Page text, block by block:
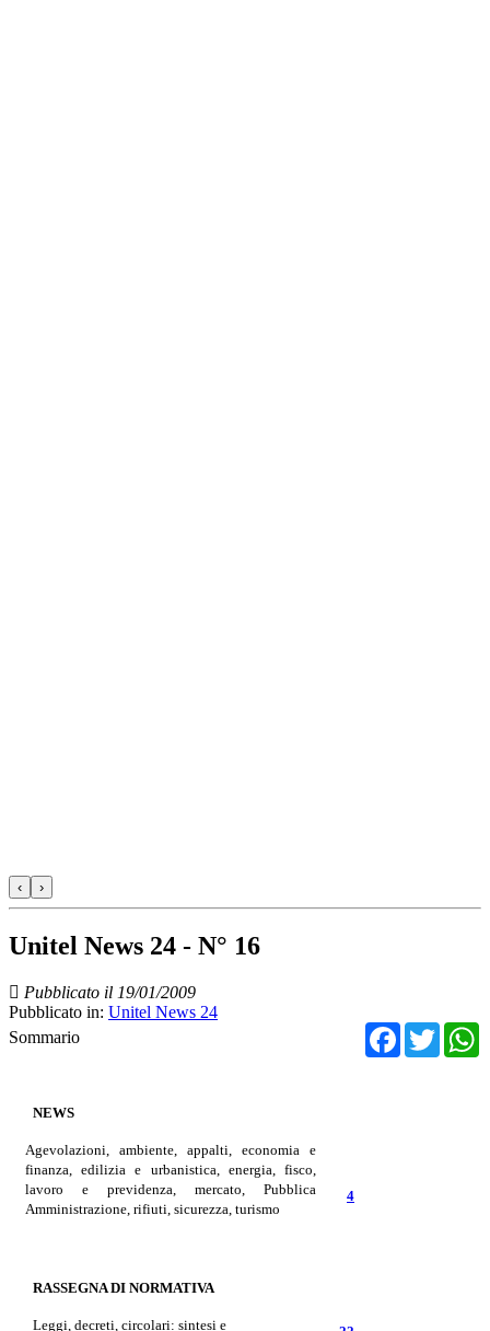
‹ ›
Unitel News 24 - N° 16
Pubblicato il 19/01/2009
Pubblicato in: Unitel News 24
Sommario
NEWS
Agevolazioni, ambiente, appalti, economia e
finanza, edilizia e urbanistica, energia, fisco,
lavoro e previdenza, mercato, Pubblica
Amministrazione, rifiuti, sicurezza,turismo
4
RASSEGNADI NORMATIVA
Leggi, decreti, circolari: sintesi e